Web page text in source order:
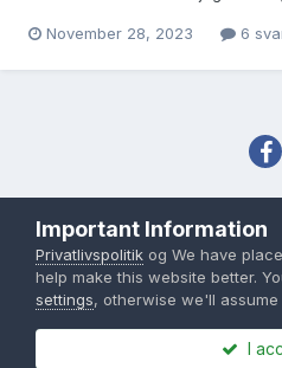
virke på min Pi men kunne godt
November 28, 2023 6
Copyright IHC-
Powered by
Important Information
Privatlivspolitik og We have
help make this website better.
settings, otherwise we'll
I